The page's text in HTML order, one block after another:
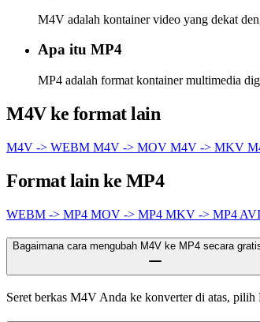
M4V adalah kontainer video yang dekat
Apa itu MP4
MP4 adalah format kontainer multimedia
M4V ke format lain
M4V -> WEBM M4V -> MOV M4V -> MKV
Format lain ke MP4
WEBM -> MP4 MOV -> MP4 MKV -> MP4
Bagaimana cara mengubah M4V ke MP4 secara
Seret berkas M4V Anda ke konverter di atas,